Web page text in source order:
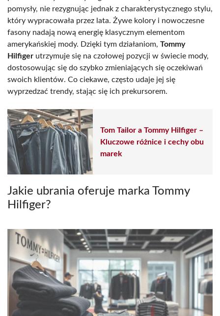
pomysły, nie rezygnując jednak z charakterystycznego stylu,
który wypracowała przez lata. Żywe kolory i nowoczesne
fasony nadają nową energię klasycznym elementom
amerykańskiej mody. Dzięki tym działaniom, Tommy
Hilfiger utrzymuje się na czołowej pozycji w świecie mody,
dostosowując się do szybko zmieniających się oczekiwań
swoich klientów. Co ciekawe, często udaje jej się
wyprzedzać trendy, stając się ich prekursorem.
Tom Tailor a Tommy Hilfiger –
Kluczowe różnice i cechy obu
marek
Jakie ubrania oferuje marka Tommy
Hilfiger?